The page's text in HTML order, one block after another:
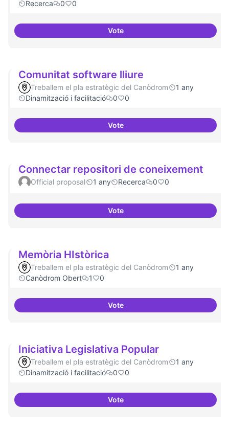
Recerca 0 0
VoteContactes amb centres de
Comunitat software lliure
Treballem el pla estratègic del Canòdrom
1 any
Dinamització i facilitació
0 0
VoteComunitat software lliure
Connectar repositori de coneixement
Official proposal 1 any Recerca 0 0
VoteConnectar repositori de
Memòria HIstòrica
Treballem el pla estratègic del Canòdrom
1 any
Canòdrom Obert
1 0
VoteMemòria HIstòrica
Iniciativa Legislativa Popular
Treballem el pla estratègic del Canòdrom
1 any
Dinamització i facilitació
0 0
VoteIniciativa Legislativa Popular